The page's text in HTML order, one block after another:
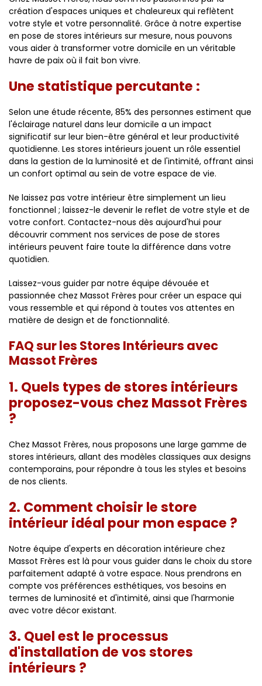
création d'espaces uniques et chaleureux qui reflètent
votre style et votre personnalité. Grâce à notre expertise
en pose de stores intérieurs sur mesure, nous pouvons
vous aider à transformer votre domicile en un véritable
havre de paix où il fait bon vivre.
Une statistique percutante :
Selon une étude récente, 85% des personnes estiment que
l'éclairage naturel dans leur domicile a un impact
significatif sur leur bien-être général et leur productivité
quotidienne. Les stores intérieurs jouent un rôle essentiel
dans la gestion de la luminosité et de l'intimité, offrant ainsi
un confort optimal au sein de votre espace de vie.
Ne laissez pas votre intérieur être simplement un lieu
fonctionnel ; laissez-le devenir le reflet de votre style et de
votre confort. Contactez-nous dès aujourd'hui pour
découvrir comment nos services de pose de stores
intérieurs peuvent faire toute la différence dans votre
quotidien.
Laissez-vous guider par notre équipe dévouée et
passionnée chez Massot Frères pour créer un espace qui
vous ressemble et qui répond à toutes vos attentes en
matière de design et de fonctionnalité.
FAQ sur les Stores Intérieurs avec
Massot Frères
1. Quels types de stores intérieurs
proposez-vous chez Massot Frères
?
Chez Massot Frères, nous proposons une large gamme de
stores intérieurs, allant des modèles classiques aux designs
contemporains, pour répondre à tous les styles et besoins
de nos clients.
2. Comment choisir le store
intérieur idéal pour mon espace ?
Notre équipe d'experts en décoration intérieure chez
Massot Frères est là pour vous guider dans le choix du store
parfaitement adapté à votre espace. Nous prendrons en
compte vos préférences esthétiques, vos besoins en
termes de luminosité et d'intimité, ainsi que l'harmonie
avec votre décor existant.
3. Quel est le processus
d'installation de vos stores
intérieurs ?